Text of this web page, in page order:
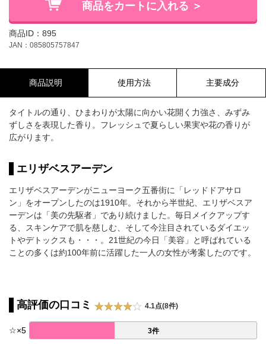
商品をカートに入れる ＞
商品ID：895
JAN：085805757847
商品説明 使用方法 主要成分
タイトルの通り、ひまわりが太陽に向かい花開く力強さ、みずみ
ずしさを表現した香り。フレッシュで夏らしい果実や花の香りが
広がります。
エリザベスアーデン
エリザベスアーデンがニューヨーク五番街に「レッドドアサロ
ン」をオープンしたのは1910年。それから半世紀、エリザベスア
ーデンは「美の先駆者」であり続けました。毎日メイクアップす
る、スキンケアで肌を慈しむ、そして今注目されているダイエッ
トやデトックスも・・・。21世紀の今日「美容」と呼ばれている
ことの多くは約100年前に活躍した一人の女性が考案したのです。
高評価の口コミ 4.1点(8件)
☆×5 3件